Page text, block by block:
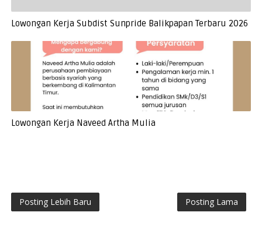
Lowongan Kerja Subdist Sunpride Balikpapan Terbaru 2026
Lowongan Kerja Naveed Artha Mulia
Posting Lebih Baru Posting Lama